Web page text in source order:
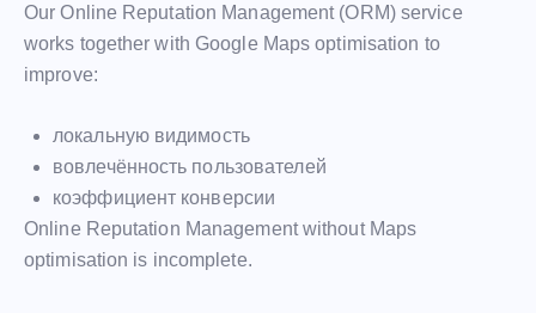
Our Online Reputation Management (ORM) service
works together with Google Maps optimisation to
improve:
локальную видимость
вовлечённость пользователей
коэффициент конверсии
Online Reputation Management without Maps
optimisation is incomplete.